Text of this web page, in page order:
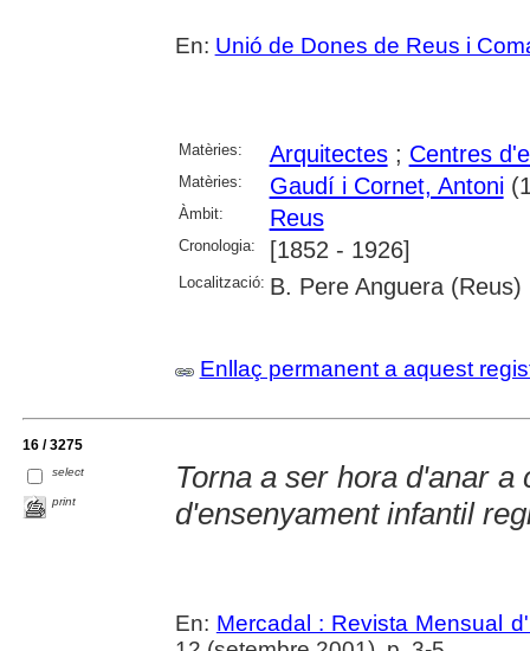
En: Unió de Dones de Reus i
Matèries: Arquitectes; Centres
Matèries: Gaudí i Cornet, Antoni
Àmbit: Reus
Cronologia: [1852 - 1926]
Localització: B. Pere Anguera (Reus)
Enllaç permanent a aquest
16 / 3275
select
print
Torna a ser hora d'anar
d'ensenyament infantil
En: Mercadal : Revista Mensual